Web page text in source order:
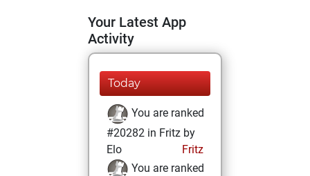
Your Latest App
Activity
Today
You are ranked
#20282 in Fritz by
Elo
Fritz
You are ranked